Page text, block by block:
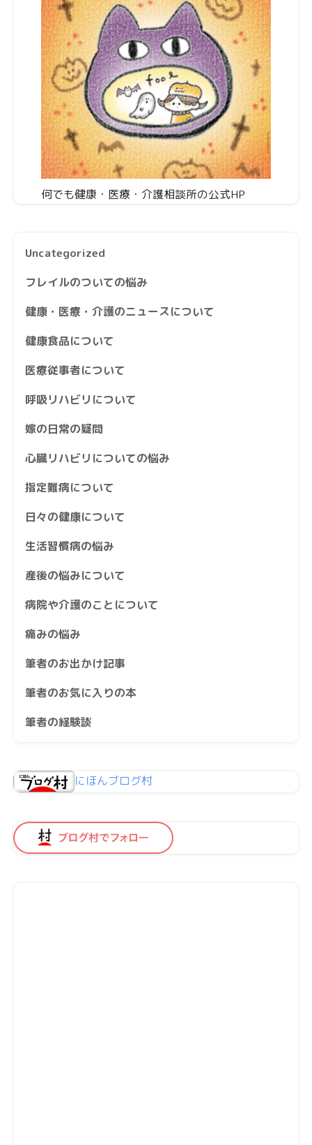
何でも健康・医療・介護相談所の公式HP
Uncategorized
フレイルのついての悩み
健康・医療・介護のニュースについて
健康食品について
医療従事者について
呼吸リハビリについて
嫁の日常の疑問
心臓リハビリについての悩み
指定難病について
日々の健康について
生活習慣病の悩み
産後の悩みについて
病院や介護のことについて
痛みの悩み
筆者のお出かけ記事
筆者のお気に入りの本
筆者の経験談
にほんブログ村